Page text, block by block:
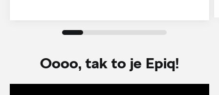
Oooo, tak to je Epiq!